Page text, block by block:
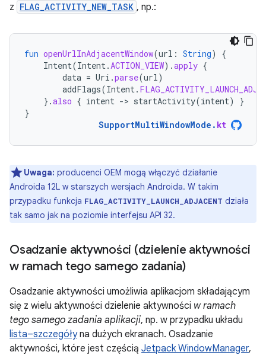
z FLAG_ACTIVITY_NEW_TASK , np.:
fun openUrlInAdjacentWindow(url : String)
{
Intent(Intent.ACTION_VIEW).apply {
data = Uri .parse(url)
addFlags(Intent.
}.also { intent -> startActivity(intent)
}
}
SupportMultiWindowMode . kt
Uwaga: producenci OEM mogą włączyć działanie
Androida 12L w starszych wersjach Androida. W takim
przypadku funkcja FLAG_ACTIVITY_LAUNCH_ADJACENT działa
tak samo jak na poziomie interfejsu API 32.
Osadzanie aktywności (dzielenie aktywności
w ramach tego samego zadania)
Osadzanie aktywności umożliwia aplikacjom składającym
się z wielu aktywności dzielenie aktywności w ramach
tego samego zadania aplikacji, np. w przypadku układu
lista–szczegółyna dużych ekranach. Osadzanie
aktywności, które jest częścią Jetpack WindowManager,